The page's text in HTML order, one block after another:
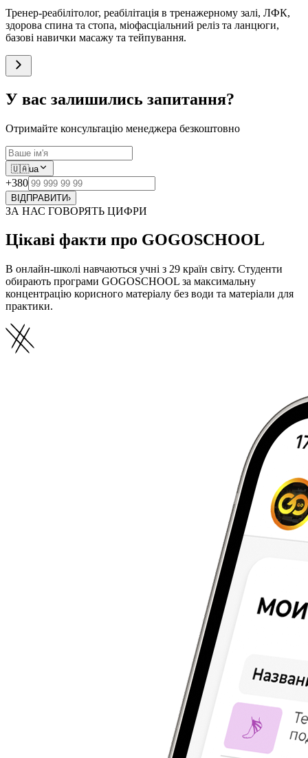
Тренер-реабілітолог, реабілітація в тренажерному залі, ЛФК,
здорова спина та стопа, міофасціальний реліз та ланцюги,
базові навички масажу та тейпування.
У вас залишились запитання?
Отримайте консультацію менеджера безкоштовно
🇺🇦ua
+380
ВІДПРАВИТИ›
ЗА НАС ГОВОРЯТЬ ЦИФРИ
Цікаві факти про GOGOSCHOOL
В онлайн-школі навчаються учні з 29 країн світу. Студенти
обирають програми GOGOSCHOOL за максимальну
концентрацію корисного матеріалу без води та матеріали для
практики.